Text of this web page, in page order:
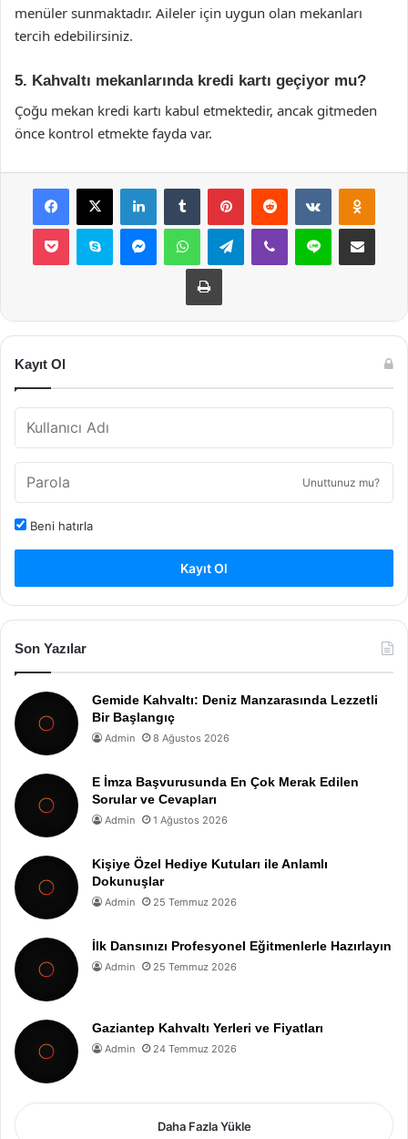
menüler sunmaktadır. Aileler için uygun olan mekanları
tercih edebilirsiniz.
5. Kahvaltı mekanlarında kredi kartı geçiyor mu?
Çoğu mekan kredi kartı kabul etmektedir, ancak gitmeden
önce kontrol etmekte fayda var.
Facebook
X LinkedInTumblr PinterestReddit VKontakte
Pocket Skype MessengerWhatsAppTelegramViber Line E-Posta ile
Yazdır
Kayıt Ol
Unuttunuz mu?
Beni hatırla
Kayıt Ol
Son Yazılar
Gemide Kahvaltı: Deniz Manzarasında Lezzetli
Bir Başlangıç
Admin 8 Ağustos 2026
E İmza Başvurusunda En Çok Merak Edilen
Sorular ve Cevapları
Admin 1 Ağustos 2026
Kişiye Özel Hediye Kutuları ile Anlamlı
Dokunuşlar
Admin 25 Temmuz 2026
İlk Dansınızı Profesyonel Eğitmenlerle Hazırlayın
Admin 25 Temmuz 2026
Gaziantep Kahvaltı Yerleri ve Fiyatları
Admin 24 Temmuz 2026
Daha Fazla Yükle